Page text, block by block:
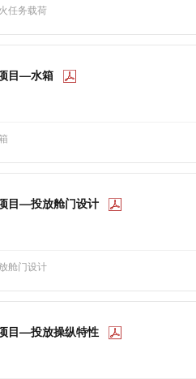
任务载荷
目—水箱
目—投放舱门设计
舱门设计
目—投放操纵特性